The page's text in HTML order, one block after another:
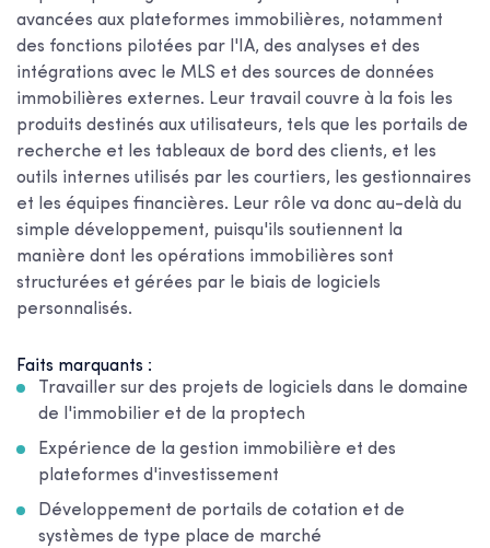
avancées aux plateformes immobilières, notamment
des fonctions pilotées par l'IA, des analyses et des
intégrations avec le MLS et des sources de données
immobilières externes. Leur travail couvre à la fois les
produits destinés aux utilisateurs, tels que les portails de
recherche et les tableaux de bord des clients, et les
outils internes utilisés par les courtiers, les gestionnaires
et les équipes financières. Leur rôle va donc au-delà du
simple développement, puisqu'ils soutiennent la
manière dont les opérations immobilières sont
structurées et gérées par le biais de logiciels
personnalisés.
Faits marquants :
Travailler sur des projets de logiciels dans le domaine
de l'immobilier et de la proptech
Expérience de la gestion immobilière et des
plateformes d'investissement
Développement de portails de cotation et de
systèmes de type place de marché